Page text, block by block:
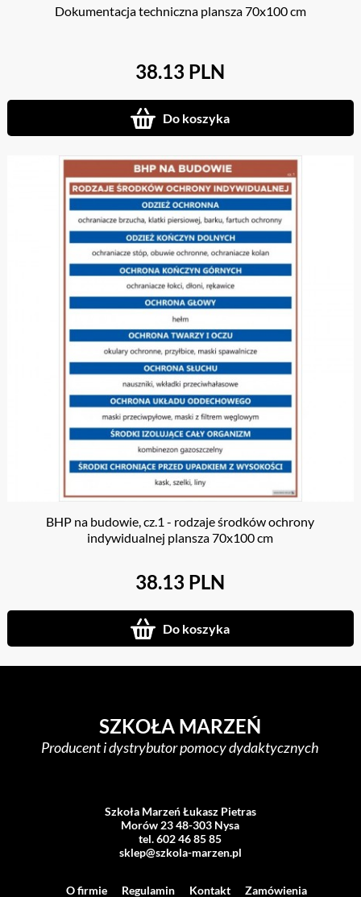
Dokumentacja techniczna plansza 70x100 cm
38.13 PLN
Do koszyka
BHP na budowie, cz.1 - rodzaje środków ochrony
indywidualnej plansza 70x100 cm
38.13 PLN
Do koszyka
SZKOŁA MARZEŃ
Producent i dystrybutor pomocy dydaktycznych
Szkoła Marzeń Łukasz Pietras
Morów 23 48-303 Nysa
tel. 602 46 85 85
sklep@szkola-marzen.pl
O firmie Regulamin Kontakt
Zamówienia